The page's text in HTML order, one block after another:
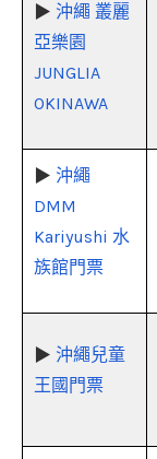
▶ 沖繩 叢麗
亞樂園
JUNGLIA
OKINAWA
▶ 沖繩
DMM
Kariyushi 水
族館門票
▶ 沖繩兒童
王國門票